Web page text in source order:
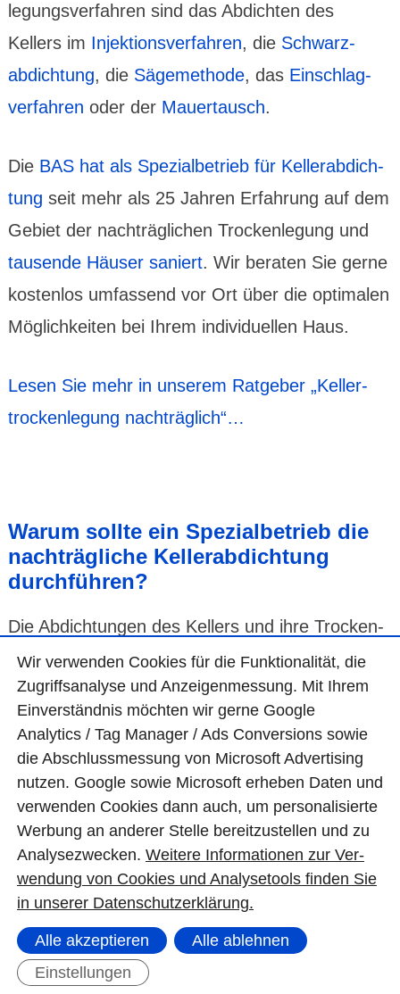
legungs­verfahren sind das Abdichten des
Kellers im Injektions­verfahren, die Schwarz­
abdich­tung, die Säge­methode, das Einschlag­
ver­fahren oder der Mauer­tausch.
Die BAS hat als Spezial­betrieb für Keller­abdich­
tung seit mehr als 25 Jahren Erfah­rung auf dem
Gebiet der nach­träg­lichen Trocken­legung und
tausende Häuser saniert. Wir beraten Sie gerne
kosten­los umfas­send vor Ort über die opti­malen
Möglich­keiten bei Ihrem indivi­duellen Haus.
Lesen Sie mehr in unserem Ratgeber „Keller­
trocken­legung nach­träglich“…
Warum sollte ein Spezial­betrieb die
nach­träg­liche Keller­abdich­tung
durch­führen?
Die Abdich­tungen des Kellers und ihre Trocken­
legung sind ein komplexes Fach­thema. Es ist
ratsam, sich hier an einenerfah­renen Spezial­
betrieb zu wenden.
Dies beginnt mit der korrek­ten Ermitt­lung der
Ursache und vorlie­genden Defekte. Nichts ist
ärger­licher, als wenn eine falsche Abdich­tung
erneuert wird und das Problem weiter­hin
besteht.
Wir ver­wen­den Cookies für die Funktio­na­lität, die
Zugriffs­ana­lyse und Anzei­gen­mes­sung. Mit Ihrem
Ein­ver­ständ­nis möchten wir gerne Google
Analytics / Tag Manager / Ads Con­ver­sions sowie
die Abschluss­mes­sung von Micro­soft Adver­tising
nutzen. Google sowie Micro­soft erheben Daten und
ver­wen­den Cookies dann auch, um perso­nali­sierte
Wer­bung an ande­rer Stelle bereit­zu­stel­len und zu
Ana­lyse­zwecken. Wei­tere Infor­matio­nen zur Ver­
wen­dung von Cookies und Ana­lyse­tools fin­den Sie
in unserer Daten­schutz­erklä­rung.
Alle akzeptieren
Alle ablehnen
Einstellungen